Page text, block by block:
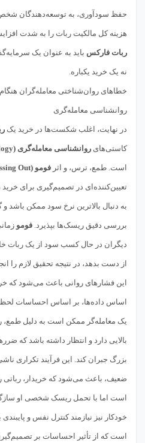
حفظ سودآوری، به توسعه‌دهندگان شخص
هزینه کل مالکیت ربات را به شدت
ربات فارکس باید به عنوان یک
نه یک خرید یکباره.
خطاهای روان‌شناختی معامله‌گران
روانشناسی معامله‌گری
در نهایت، اغلب شکست‌ها در خرید یک
کاستی‌های روانشناسی معامله‌گری (Trading Psychology)
است. طمع، ترس، و اثر فومو (FOMO – Fear of Missing Out)
تعیین‌کننده‌ای در تصمیم‌گیری برای خرید
به دنبال بالاترین نرخ سود ممکن باشد
بررسی دقیق ریسک‌ها بپذیرد. فومو
دیگران در حال کسب سود از یک ربات
از دست بدهد، در نتیجه تحقیق لازم را
این فشارهای روانی باعث می‌شود که
اساس داده‌ها، بر اساس احساسات
یک معامله‌گر ممکن است به دلیل طمع،
بالایی دارد و انتظار داشته باشد که
بزرگ جبران کند. این فرآیند تکراری
ضعیف، باعث می‌شود که خریدار، رباتی
است اما با تحمل ریسک شخصی او
خودکار نیز نیازمند کنترل نفس و
است که از تأثیر احساسات بر